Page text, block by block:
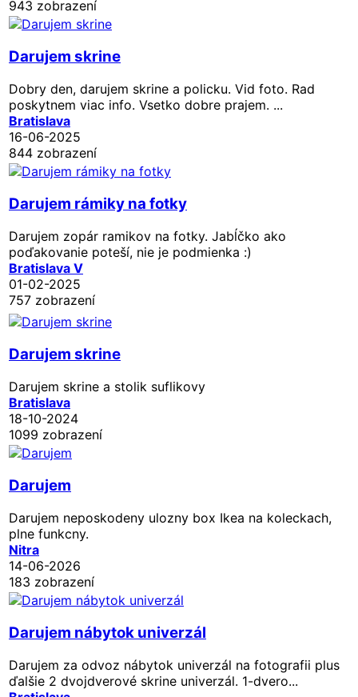
943 zobrazení
Darujem skrine
Dobry den, darujem skrine a policku. Vid foto. Rad
poskytnem viac info. Vsetko dobre prajem. ...
Bratislava
16-06-2025
844 zobrazení
Darujem rámiky na fotky
Darujem zopár ramikov na fotky. Jabĺčko ako
poďakovanie poteší, nie je podmienka :)
Bratislava V
01-02-2025
757 zobrazení
Darujem skrine
Darujem skrine a stolik suflikovy
Bratislava
18-10-2024
1099 zobrazení
Darujem
Darujem neposkodeny ulozny box Ikea na koleckach,
plne funkcny.
Nitra
14-06-2026
183 zobrazení
Darujem nábytok univerzál
Darujem za odvoz nábytok univerzál na fotografii plus
ďalšie 2 dvojdverové skrine univerzál. 1-dvero...